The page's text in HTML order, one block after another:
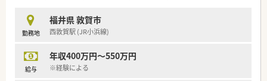
勤務地
福井県 敦賀市
西敦賀駅 (JR小浜線)
給与
年収400万円～550万円
※経験による